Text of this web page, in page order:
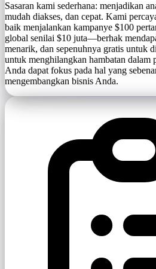
Sasaran kami sederhana: menjadikan
mudah diakses, dan cepat. Kami
baik menjalankan kampanye $100
global senilai $10 juta—berhak
menarik, dan sepenuhnya gratis untuk
untuk menghilangkan hambatan dalam
Anda dapat fokus pada hal yang
mengembangkan bisnis Anda.